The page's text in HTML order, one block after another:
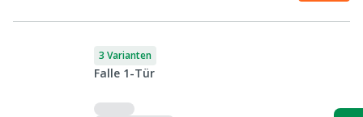
3 Varianten
Falle 1-Tür